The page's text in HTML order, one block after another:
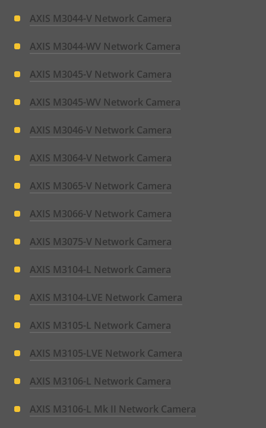
AXIS M3044-V Network Camera
AXIS M3044-WV Network Camera
AXIS M3045-V Network Camera
AXIS M3045-WV Network Camera
AXIS M3046-V Network Camera
AXIS M3064-V Network Camera
AXIS M3065-V Network Camera
AXIS M3066-V Network Camera
AXIS M3075-V Network Camera
AXIS M3104-L Network Camera
AXIS M3104-LVE Network Camera
AXIS M3105-L Network Camera
AXIS M3105-LVE Network Camera
AXIS M3106-L Network Camera
AXIS M3106-L Mk II Network Camera